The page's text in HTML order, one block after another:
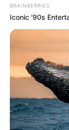
BRAINBERRIES
Iconic '90s